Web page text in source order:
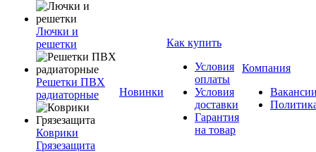
Лючки и
решетки
Решетки ПВХ
радиаторные
Коврики
Грязезащита
Новинки
Как купить
Условия
оплаты
Условия
доставки
Гарантия
на товар
Компания